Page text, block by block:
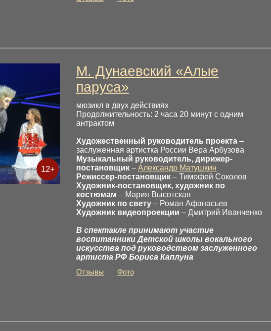
12+
М. Дунаевский «Алые
паруса»
мюзикл в двух действиях
Продолжительность: 2 часа 20 минут с одним
антрактом
Художественный руководитель проекта –
заслуженная артистка России Вера Арбузова
Музыкальный руководитель, дирижер-
постановщик – Александр Матушкин
Режиссер-постановщик – Тимофей Соколов
Художник-постановщик, художник по
костюмам – Мария Высотская
Художник по свету – Роман Афанасьев
Художник видеопроекции – Дмитрий Иванченко
В спектакле принимают участие
воспитанники Детской школы вокального
искусства под руководством заслуженного
артиста РФ Бориса Каплуна
Отзывы
Фото